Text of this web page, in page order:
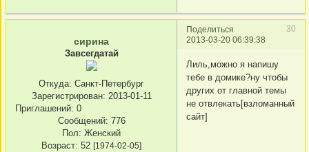
Поделиться
30
2013-03-20 06:39:38
сирина
Завсегдатай
Откуда: Санкт-Петербург
Зарегистрирован: 2013-01-11
Приглашений: 0
Сообщений: 776
Пол: Женский
Возраст: 52 [1974-02-05]
Лиль,можно я напишу
тебе в домике?ну чтобы
других от главной темы
не отвлекать[взломанный
сайт]